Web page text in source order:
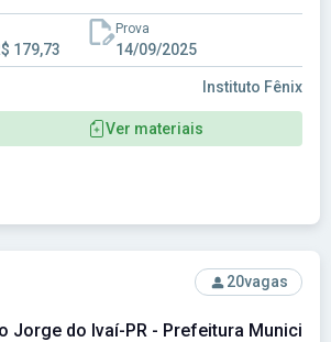
179,73
Prova
14/09/2025
Instituto Fênix
Ver materiais
de São Jorge do Ivaí-PR -
20vagas
Jorge do Ivaí-PR - Prefeitura